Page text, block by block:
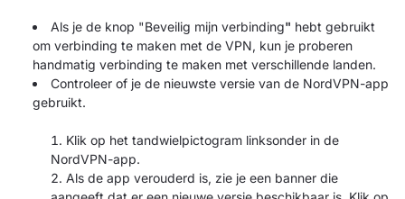
Als je de knop "Beveilig mijn verbinding" hebt gebruikt
om verbinding te maken met de VPN, kun je proberen
handmatig verbinding te maken met verschillende landen.
Controleer of je de nieuwste versie van de NordVPN-app
gebruikt.
Klik op het tandwielpictogram linksonder in de
NordVPN-app.
Als de app verouderd is, zie je een banner die